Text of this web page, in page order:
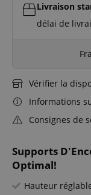
Supports
Optimal!
Hauteur
Livraison
délai de
Vérifier la
Informations
Consignes de